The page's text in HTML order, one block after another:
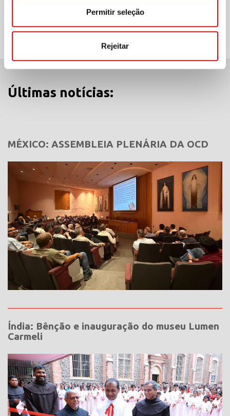
Permitir seleção
Rejeitar
Últimas notícias:
MÉXICO: ASSEMBLEIA PLENÁRIA DA OCD
Índia: Bênção e inauguração do museu Lumen
Carmeli